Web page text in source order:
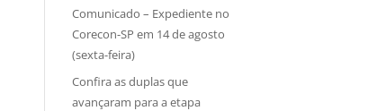
Comunicado – Expediente no
Corecon-SP em 14 de agosto
(sexta-feira)
Confira as duplas que
avançaram para a etapa